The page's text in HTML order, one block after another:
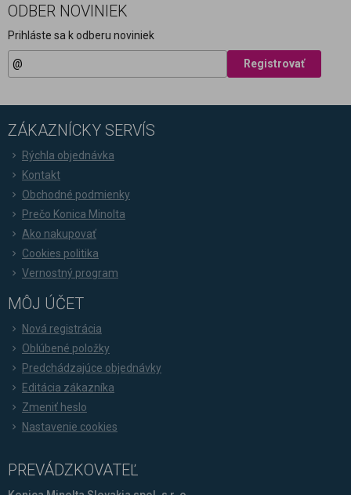
ODBER NOVINIEK
Prihláste sa k odberu noviniek
Registrovať
ZÁKAZNÍCKY SERVÍS
Rýchla objednávka
Kontakt
Obchodné podmienky
Prečo Konica Minolta
Ako nakupovať
Cookies politika
Vernostný program
MÔJ ÚČET
Nová registrácia
Oblúbené položky
Predchádzajúce objednávky
Editácia zákazníka
Zmeniť heslo
Nastavenie cookies
PREVÁDZKOVATEĽ